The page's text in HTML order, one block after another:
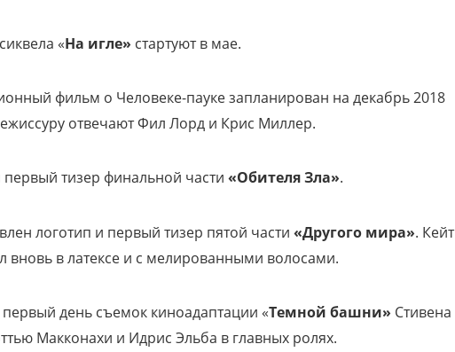
«На игле» стартуют в мае.
фильм о Человеке-пауке запланирован на декабрь 2018
отвечают Фил Лорд и Крис Миллер.
первый тизер финальной части «Обителя Зла».
логотип и первый тизер пятой части «Другого мира». Кейт
вновь в латексе и с мелированными волосами.
первый день съемок киноадаптации «Темной башни» Стивена
Макконахи и Идрис Эльба в главных ролях.